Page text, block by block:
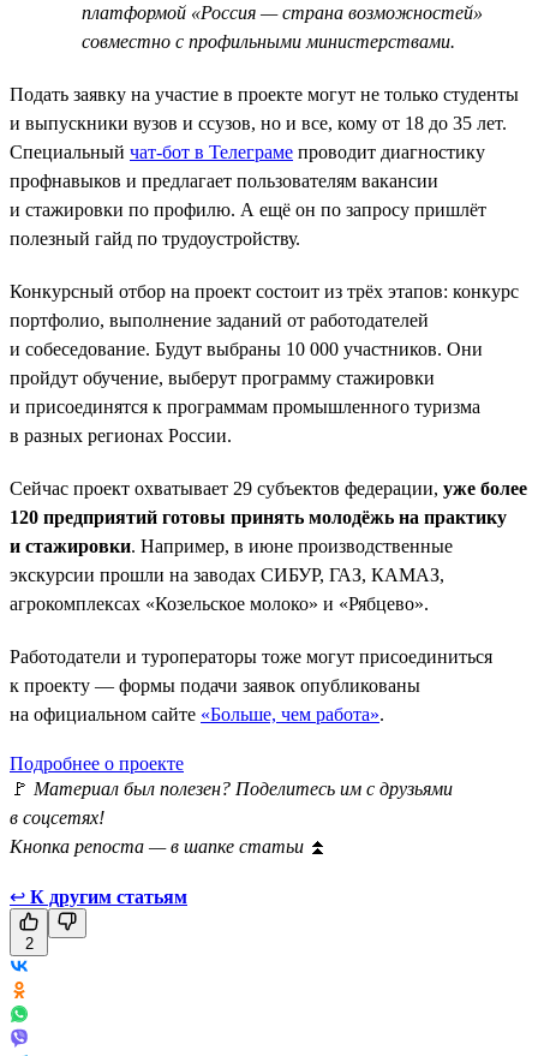
платформой «Россия — страна возможностей»
совместно с профильными министерствами.
Подать заявку на участие в проекте могут не только студенты
и выпускники вузов и ссузов, но и все, кому от 18 до 35 лет.
Специальный чат-бот в Телеграме проводит диагностику
профнавыков и предлагает пользователям вакансии
и стажировки по профилю. А ещё он по запросу пришлёт
полезный гайд по трудоустройству.
Конкурсный отбор на проект состоит из трёх этапов: конкурс
портфолио, выполнение заданий от работодателей
и собеседование. Будут выбраны 10 000 участников. Они
пройдут обучение, выберут программу стажировки
и присоединятся к программам промышленного туризма
в разных регионах России.
Сейчас проект охватывает 29 субъектов федерации, уже более
120 предприятий готовы принять молодёжь на практику
и стажировки. Например, в июне производственные
экскурсии прошли на заводах СИБУР, ГАЗ, КАМАЗ,
агрокомплексах «Козельское молоко» и «Рябцево».
Работодатели и туроператоры тоже могут присоединиться
к проекту — формы подачи заявок опубликованы
на официальном сайте «Больше, чем работа».
Подробнее о проекте
🚩 Материал был полезен? Поделитесь им с друзьями
в соцсетях!
Кнопка репоста — в шапке статьи ⏫
↩ К другим статьям
2